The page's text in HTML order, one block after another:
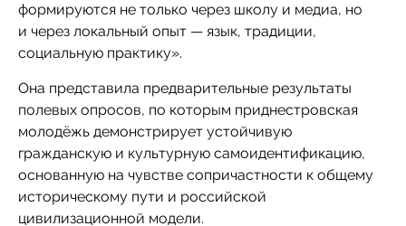
формируются не только через школу и медиа, но
и через локальный опыт — язык, традиции,
социальную практику».
Она представила предварительные результаты
полевых опросов, по которым приднестровская
молодёжь демонстрирует устойчивую
гражданскую и культурную самоидентификацию,
основанную на чувстве сопричастности к общему
историческому пути и российской
цивилизационной модели.